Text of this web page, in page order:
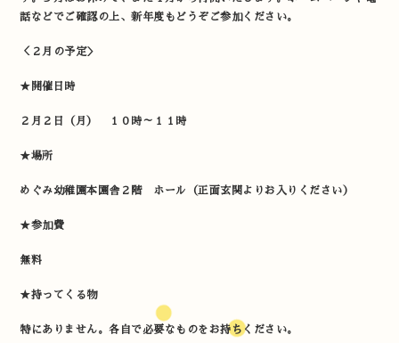
話などでご確認の上、新年度もどうぞご参加ください。
＜２月の予定＞
★開催日時
２月２日（月） １０時～１１時
★場所
めぐみ幼稚園本園舎２階 ホール（正面玄関よりお入りください）
★参加費
無料
★持ってくる物
特にありません。各自で必要なものをお持ちください。